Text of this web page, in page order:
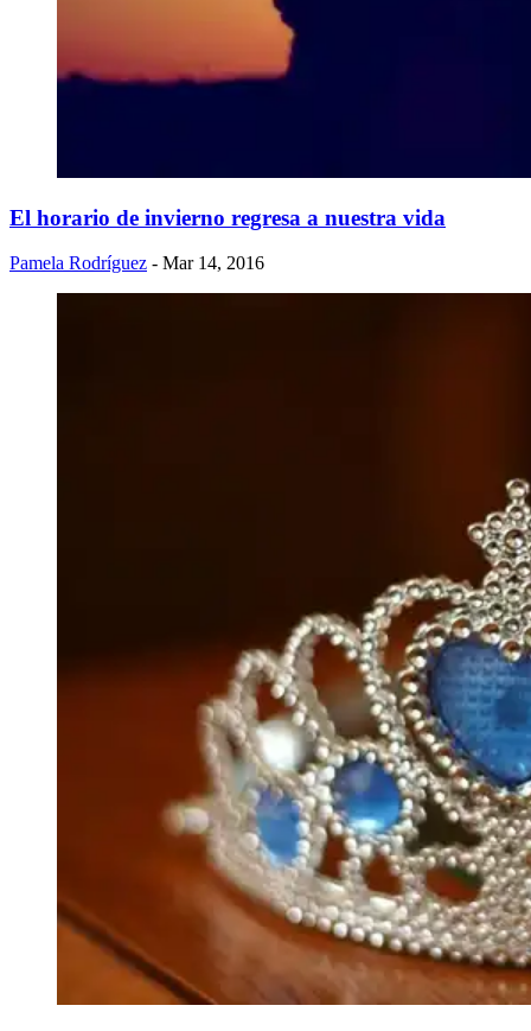
El horario de invierno regresa a nuestra vida
Pamela Rodríguez - Mar 14, 2016